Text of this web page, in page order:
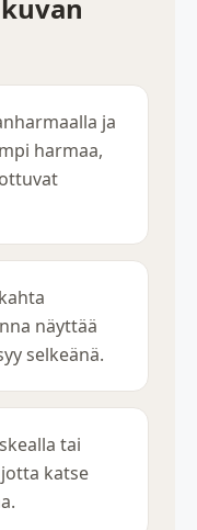
ja
harmaa,
näyttää
selkeänä.
tai
katse